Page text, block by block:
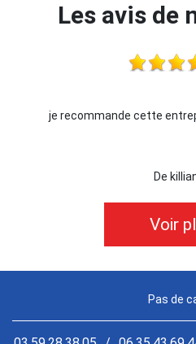
Les avis de
fermés !!!
Voir
Pas de